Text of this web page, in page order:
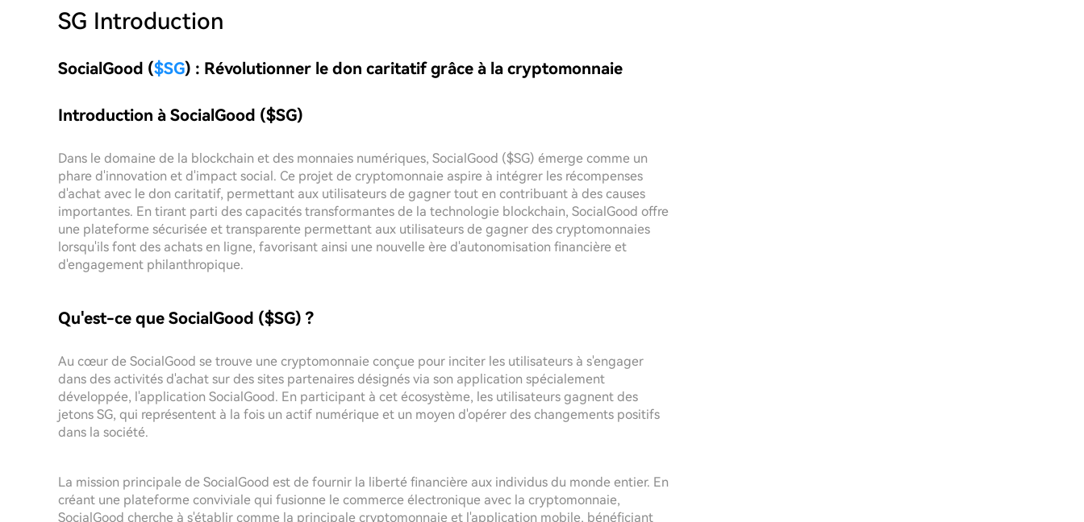
SG Introduction
SocialGood ($SG) : Révolutionner le don caritatif grâce à la cryptomonnaie
Introduction à SocialGood ($SG)
Dans le domaine de la blockchain et des monnaies numériques, SocialGood ($SG) émerge comme un
phare d'innovation et d'impact social. Ce projet de cryptomonnaie aspire à intégrer les récompenses
d'achat avec le don caritatif, permettant aux utilisateurs de gagner tout en contribuant à des causes
importantes. En tirant parti des capacités transformantes de la technologie blockchain, SocialGood offre
une plateforme sécurisée et transparente permettant aux utilisateurs de gagner des cryptomonnaies
lorsqu'ils font des achats en ligne, favorisant ainsi une nouvelle ère d'autonomisation financière et
d'engagement philanthropique.
Qu'est-ce que SocialGood ($SG) ?
Au cœur de SocialGood se trouve une cryptomonnaie conçue pour inciter les utilisateurs à s'engager
dans des activités d'achat sur des sites partenaires désignés via son application spécialement
développée, l'application SocialGood. En participant à cet écosystème, les utilisateurs gagnent des
jetons SG, qui représentent à la fois un actif numérique et un moyen d'opérer des changements positifs
dans la société.
La mission principale de SocialGood est de fournir la liberté financière aux individus du monde entier. En
créant une plateforme conviviale qui fusionne le commerce électronique avec la cryptomonnaie,
SocialGood cherche à s'établir comme la principale cryptomonnaie et l'application mobile, bénéficiant